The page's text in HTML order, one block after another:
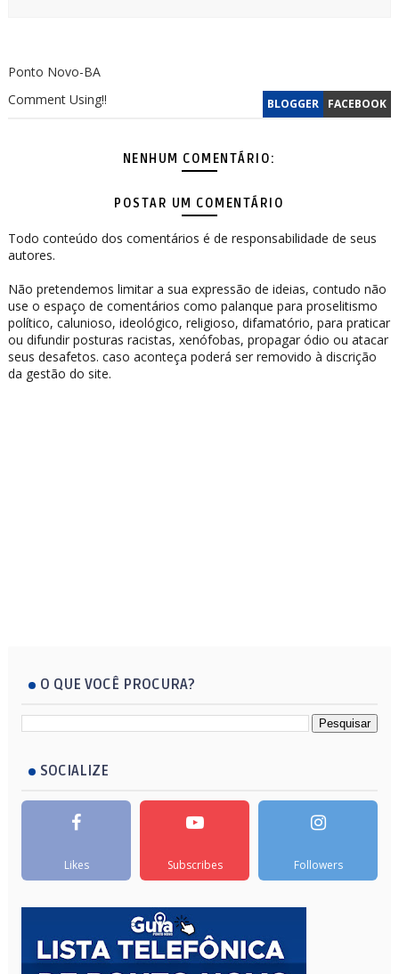
Ponto Novo-BA
BLOGGER FACEBOOK
Comment Using!!
NENHUM COMENTÁRIO:
POSTAR UM COMENTÁRIO
Todo conteúdo dos comentários é de responsabilidade de seus
autores.
Não pretendemos limitar a sua expressão de ideias, contudo não
use o espaço de comentários como palanque para proselitismo
político, calunioso, ideológico, religioso, difamatório, para praticar
ou difundir posturas racistas, xenófobas, propagar ódio ou atacar
seus desafetos. caso aconteça poderá ser removido à discrição
da gestão do site.
O QUE VOCÊ PROCURA?
SOCIALIZE
Likes Subscribes Followers